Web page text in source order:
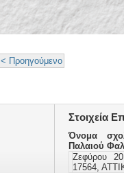
< Προηγούμενο
Στοιχεία
Όνομα
Παλαιού
Ζεφύρου
17564,